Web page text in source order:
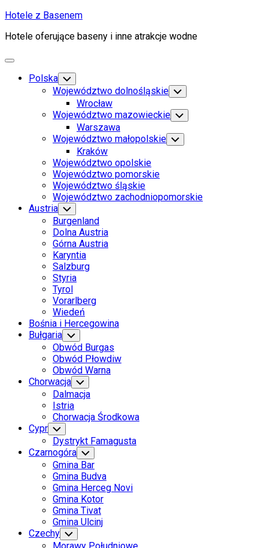
Skip
content
Hotele z Basenem
Hotele oferujące baseny i inne atrakcje wodne
Expand
Polska Toggle
Child
Menu
Województwo dolnośląskie Toggle
Child
Menu
Wrocław
Województwo mazowieckie Toggle
Child
Menu
Warszawa
Województwo małopolskie Toggle
Child
Kraków
Województwo opolskie
Województwo pomorskie
Województwo śląskie
Województwo zachodniopomorskie
Austria Toggle
Child
Menu
Burgenland
Dolna Austria
Górna Austria
Karyntia
Salzburg
Styria
Tyrol
Vorarlberg
Wiedeń
Bośnia i Hercegowina
Bułgaria Toggle
Child
Menu
Obwód Burgas
Obwód Płowdiw
Obwód Warna
Chorwacja Toggle
Child
Menu
Dalmacja
Istria
Chorwacja Środkowa
Cypr Toggle
Child
Menu
Dystrykt Famagusta
Czarnogóra Toggle
Child
Menu
Gmina Bar
Gmina Budva
Gmina Herceg Novi
Gmina Kotor
Gmina Tivat
Gmina Ulcinj
Czechy Toggle
Child